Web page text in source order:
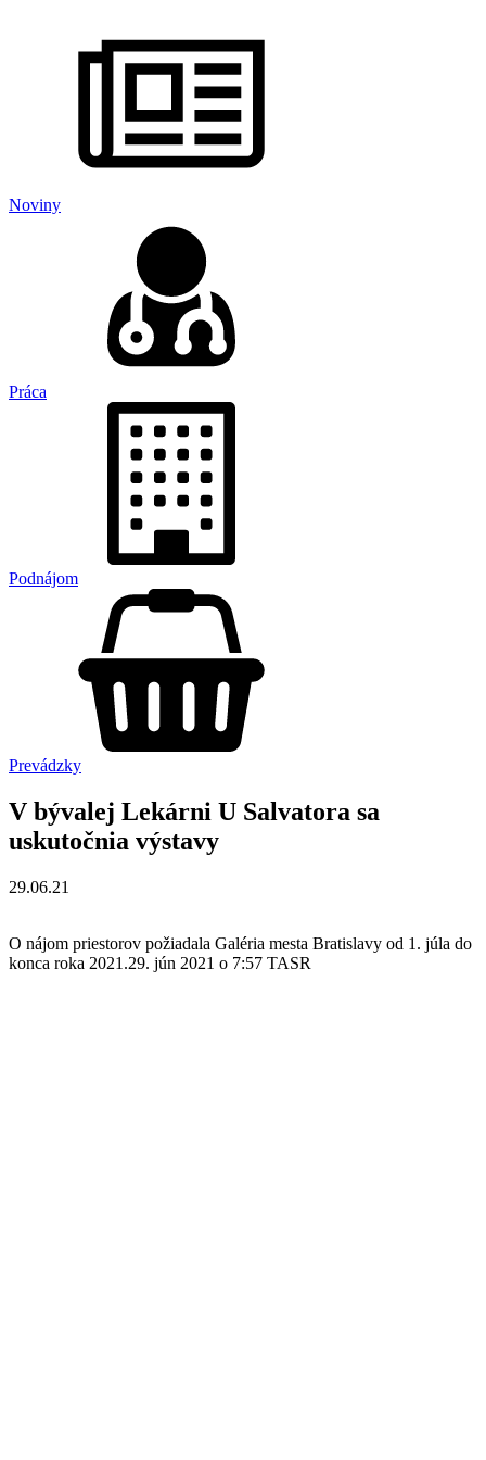
Noviny
Práca
Podnájom
Prevádzky
V bývalej Lekárni U Salvatora sa
uskutočnia výstavy
29.06.21
O nájom priestorov požiadala Galéria mesta Bratislavy od 1. júla do
konca roka 2021.29. jún 2021 o 7:57 TASR